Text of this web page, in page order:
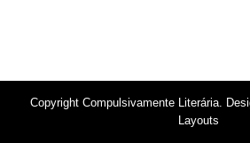
Copyright Compulsivamente Literária.
Layouts